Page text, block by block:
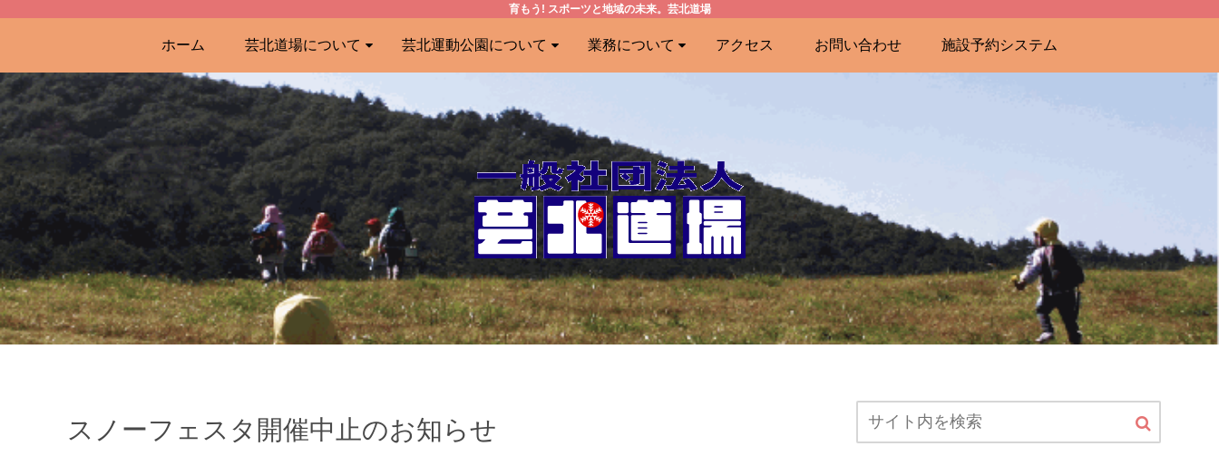
育もう! スポーツと地域の未来。芸北道場
ホーム 芸北道場について 芸北運動公園について 業務について アクセス お問い合わせ 施設予約システム
スノーフェスタ開催中止のお知らせ